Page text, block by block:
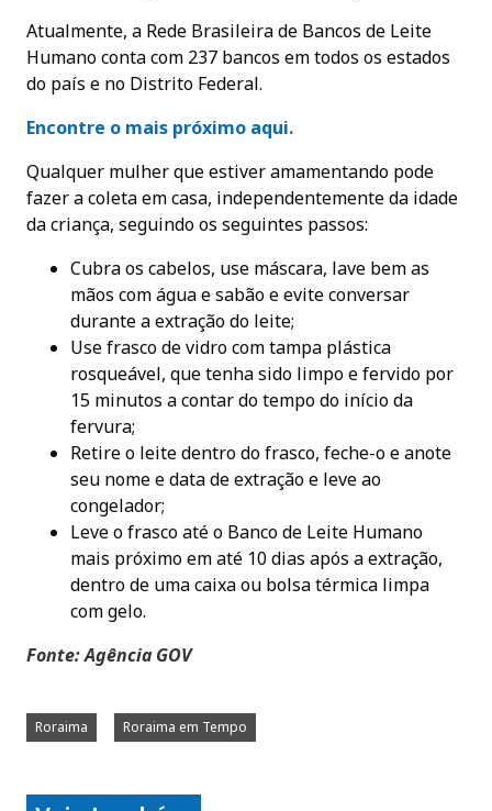
Atualmente, a Rede Brasileira de Bancos de Leite
Humano conta com 237 bancos em todos os estados
do país e no Distrito Federal.
Encontre o mais próximo aqui.
Qualquer mulher que estiver amamentando pode
fazer a coleta em casa, independentemente da idade
da criança, seguindo os seguintes passos:
Cubra os cabelos, use máscara, lave bem as
mãos com água e sabão e evite conversar
durante a extração do leite;
Use frasco de vidro com tampa plástica
rosqueável, que tenha sido limpo e fervido por
15 minutos a contar do tempo do início da
fervura;
Retire o leite dentro do frasco, feche-o e anote
seu nome e data de extração e leve ao
congelador;
Leve o frasco até o Banco de Leite Humano
mais próximo em até 10 dias após a extração,
dentro de uma caixa ou bolsa térmica limpa
com gelo.
Fonte: Agência GOV
Roraima Roraima em Tempo